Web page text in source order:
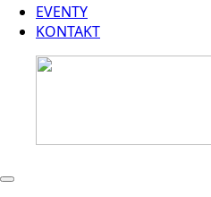
EVENTY
KONTAKT